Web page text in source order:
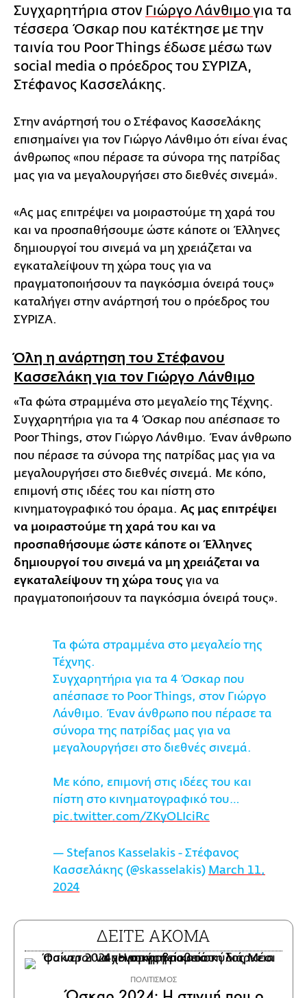
Συγχαρητήρια στον Γιώργο Λάνθιμογια τα
τέσσερα Όσκαρ που κατέκτησε με την
ταινία του Poor Things έδωσε μέσω των
social media ο πρόεδρος του ΣΥΡΙΖΑ,
Στέφανος Κασσελάκης.
Στην ανάρτησή του ο Στέφανος Κασσελάκης
επισημαίνει για τον Γιώργο Λάνθιμο ότι είναι ένας
άνθρωπος «που πέρασε τα σύνορα της πατρίδας
μας για να μεγαλουργήσει στο διεθνές σινεμά».
«Ας μας επιτρέψει να μοιραστούμε τη χαρά του
και να προσπαθήσουμε ώστε κάποτε οι Έλληνες
δημιουργοί του σινεμά να μη χρειάζεται να
εγκαταλείψουν τη χώρα τους για να
πραγματοποιήσουν τα παγκόσμια όνειρά τους»
καταλήγει στην ανάρτησή του ο πρόεδρος του
ΣΥΡΙΖΑ.
Όλη η ανάρτηση του Στέφανου
Κασσελάκη για τον Γιώργο Λάνθιμο
«Τα φώτα στραμμένα στο μεγαλείο της Τέχνης.
Συγχαρητήρια για τα 4 Όσκαρ που απέσπασε το
Poor Things, στον Γιώργο Λάνθιμο. Έναν άνθρωπο
που πέρασε τα σύνορα της πατρίδας μας για να
μεγαλουργήσει στο διεθνές σινεμά. Mε κόπο,
επιμονή στις ιδέες του και πίστη στο
κινηματογραφικό του όραμα. Ας μας επιτρέψει
να μοιραστούμε τη χαρά του και να
προσπαθήσουμε ώστε κάποτε οι Έλληνες
δημιουργοί του σινεμά να μη χρειάζεται να
εγκαταλείψουν τη χώρα τους για να
πραγματοποιήσουν τα παγκόσμια όνειρά τους».
Τα φώτα στραμμένα στο μεγαλείο της
Τέχνης.
Συγχαρητήρια για τα 4 Όσκαρ που
απέσπασε το Poor Things, στον Γιώργο
Λάνθιμο. Έναν άνθρωπο που πέρασε τα
σύνορα της πατρίδας μας για να
μεγαλουργήσει στο διεθνές σινεμά.
Mε κόπο, επιμονή στις ιδέες του και
πίστη στο κινηματογραφικό του…
pic.twitter.com/ZKyOLIciRc
— Stefanos Kasselakis - Στέφανος
Κασσελάκης (@skasselakis) March 11,
2024
ΔΕΙΤΕ ΑΚΟΜΑ
ΠΟΛΙΤΙΣΜΟΣ